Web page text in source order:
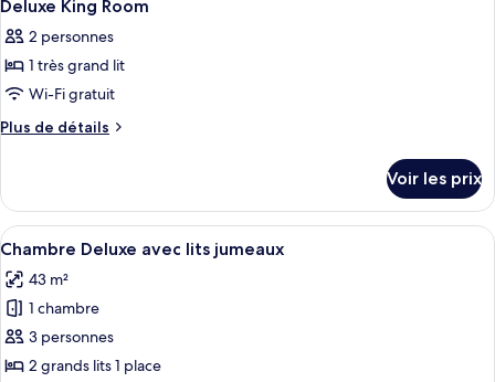
chambres
toutes
les
photos
pour
ce
chambre :
Deluxe
King
Room
Deluxe King Room
2 personnes
1 très grand lit
Wi-Fi gratuit
Plus de détails
Plus
le
type
de
Deluxe
King
Voir les prix
Afficher
toutes
les
photos
pour
ce
Une chambre d’hôtel avec deux lits,
16
Chambre Deluxe avec lits jumeaux
43 m²
1 chambre
3 personnes
2 grands lits 1 place